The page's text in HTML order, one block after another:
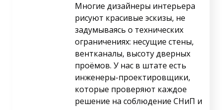
Многие дизайнеры интерьера
рисуют красивые эскизы, не
задумываясь о технических
ограничениях: несущие стены,
вентканалы, высоту дверных
проёмов. У нас в штате есть
инженеры-проектировщики,
которые проверяют каждое
решение на соблюдение СНиП и